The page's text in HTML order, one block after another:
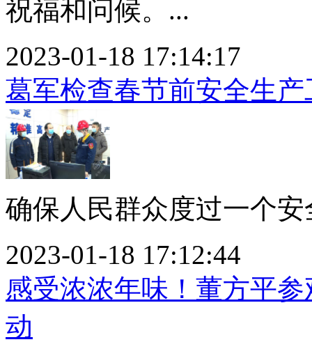
祝福和问候。...
2023-01-18 17:14:17
葛军检查春节前安全生产
确保人民群众度过一个
2023-01-18 17:12:44
感受浓浓年味！董方平
动